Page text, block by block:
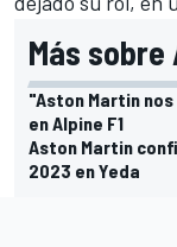
Más
"Aston Martin
en Alpine F1
Aston Martin
2023 en Yeda